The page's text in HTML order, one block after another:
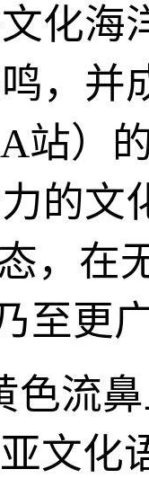
化海
，并
站）
的文
，在
至更
色流
文化